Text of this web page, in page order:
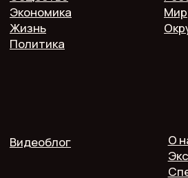
2025 @ Печь.Инфо
Политика конфиденциальности
Согласие на обработку персональных данных